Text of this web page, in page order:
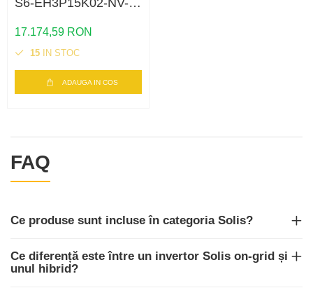
S6-EH3P15K02-NV-
48V, backup si stocare
energie
17.174,59 RON
15 IN STOC
ADAUGA IN COS
FAQ
Ce produse sunt incluse în categoria Solis?
Ce diferență este între un invertor Solis on-grid și
unul hibrid?